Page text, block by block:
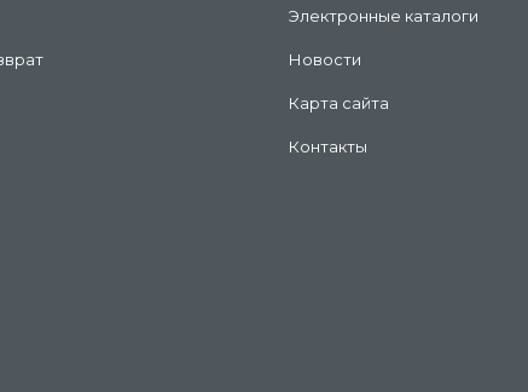
Электронные каталоги
Новости
Карта сайта
Контакты